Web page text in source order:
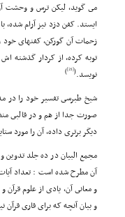
مى گوید، لیکن ترس و وحشت
ایستد. کفن دزد نیز آرام
زحمات آن گورکن، کفنهاى خود
توبه کرده، از کردار گذشته
نویسد.(
[21]
)
شیخ طبرسى تفسیر خود را در
صورت جدا از هم و در قالبى
دیگر برترى داده، آن را مورد
مجمع البیان در ده جلد
آن مطرح شده است : تعداد آیات
و معانى آن، یادى از علوم
و بیان آنچه که براى قارى قرآن